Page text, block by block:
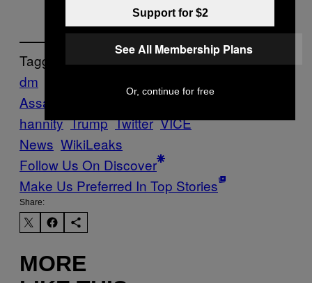
Tagged:
dm
Assange
Mark Warner
hannity Trump Twitter VICE
News WikiLeaks
Follow Us On Discover
Make Us Preferred In Top Stories
Share:
MORE
Support for $2
See All Membership Plans
Or, continue for free